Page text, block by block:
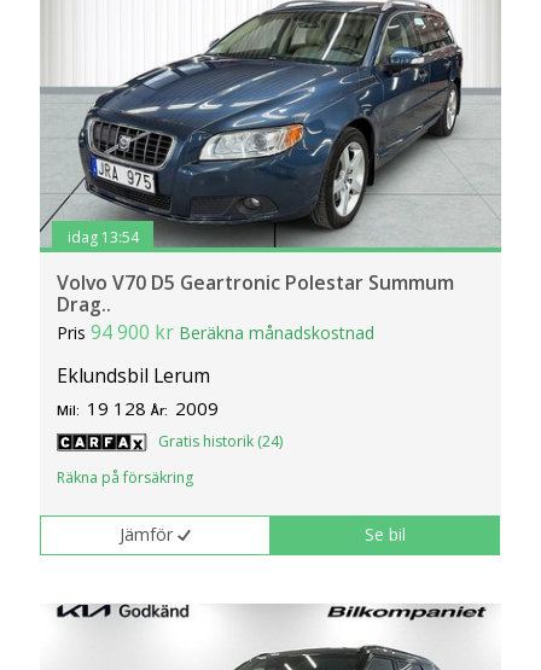
Län (alla)
idag 13:54
Volvo V70 D5 Geartronic Polestar Summum
Drag..
Pris94 900 kr Beräkna månadskostnad
Eklundsbil Lerum
Mil: 19 128 År: 2009
Gratis historik (24)
Räkna på försäkring
Jämför Se bil